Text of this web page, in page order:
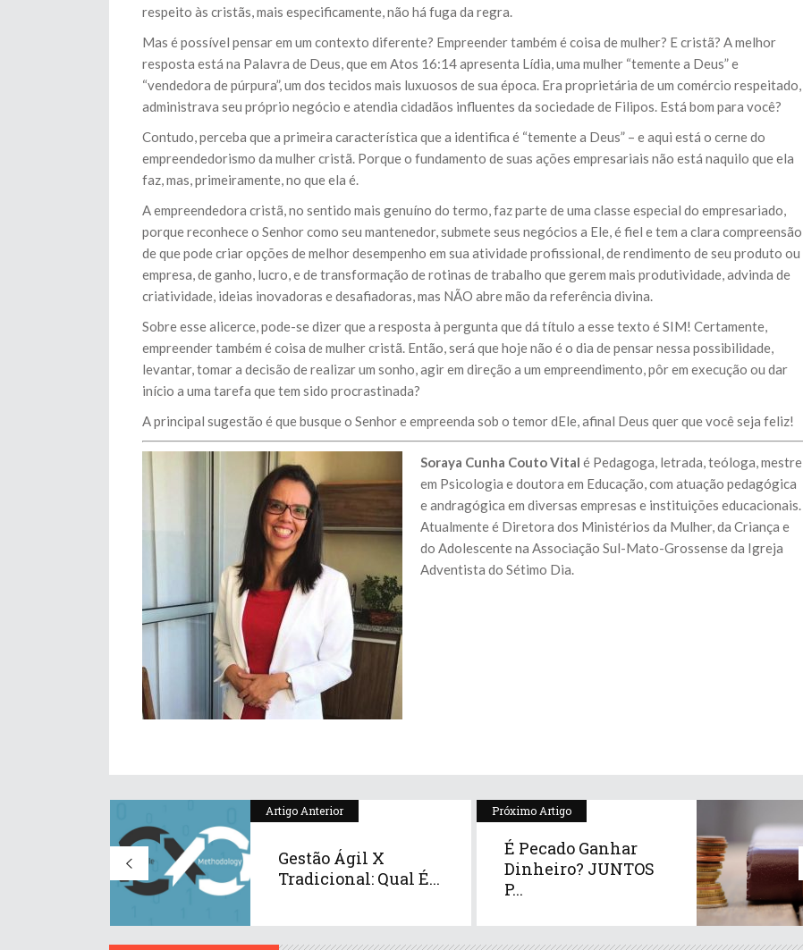
respeito às cristãs, mais especificamente, não há fuga da regra.
Mas é possível pensar em um contexto diferente? Empreender também é coisa de mulher? E cristã? A melhor
resposta está na Palavra de Deus, que em Atos 16:14 apresenta Lídia, uma mulher “temente a Deus” e
“vendedora de púrpura”, um dos tecidos mais luxuosos de sua época. Era proprietária de um comércio respeitado,
administrava seu próprio negócio e atendia cidadãos influentes da sociedade de Filipos. Está bom para você?
Contudo, perceba que a primeira característica que a identifica é “temente a Deus” – e aqui está o cerne do
empreendedorismo da mulher cristã. Porque o fundamento de suas ações empresariais não está naquilo que ela
faz, mas, primeiramente, no que ela é.
A empreendedora cristã, no sentido mais genuíno do termo, faz parte de uma classe especial do empresariado,
porque reconhece o Senhor como seu mantenedor, submete seus negócios a Ele, é fiel e tem a clara compreensão
de que pode criar opções de melhor desempenho em sua atividade profissional, de rendimento de seu produto ou
empresa, de ganho, lucro, e de transformação de rotinas de trabalho que gerem mais produtividade, advinda de
criatividade, ideias inovadoras e desafiadoras, mas NÃO abre mão da referência divina.
Sobre esse alicerce, pode-se dizer que a resposta à pergunta que dá título a esse texto é SIM! Certamente,
empreender também é coisa de mulher cristã. Então, será que hoje não é o dia de pensar nessa possibilidade,
levantar, tomar a decisão de realizar um sonho, agir em direção a um empreendimento, pôr em execução ou dar
início a uma tarefa que tem sido procrastinada?
A principal sugestão é que busque o Senhor e empreenda sob o temor dEle, afinal Deus quer que você seja feliz!
Soraya Cunha Couto Vital é Pedagoga, letrada, teóloga, mestre
em Psicologia e doutora em Educação, com atuação pedagógica
e andragógica em diversas empresas e instituições educacionais.
Atualmente é Diretora dos Ministérios da Mulher, da Criança e
do Adolescente na Associação Sul-Mato-Grossense da Igreja
Adventista do Sétimo Dia.
Artigo Anterior
Gestão Ágil X
Tradicional: Qual É...
Próximo Artigo
É Pecado Ganhar
Dinheiro? JUNTOS
P...